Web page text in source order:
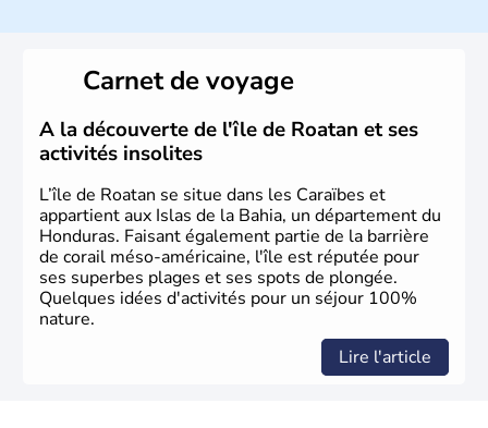
Carnet de voyage
A la découverte de l'île de Roatan et ses
activités insolites
L’île de Roatan se situe dans les Caraïbes et
appartient aux Islas de la Bahia, un département du
Honduras. Faisant également partie de la barrière
de corail méso-américaine, l'île est réputée pour
ses superbes plages et ses spots de plongée.
Quelques idées d'activités pour un séjour 100%
nature.
Lire l'article